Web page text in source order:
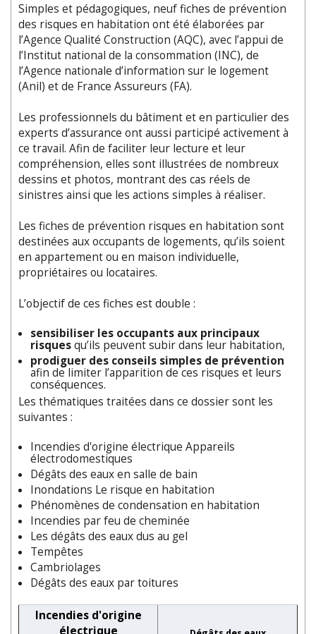
Simples et pédagogiques, neuf fiches de prévention
des risques en habitation ont été élaborées par
l’Agence Qualité Construction (AQC), avec l’appui de
l’Institut national de la consommation (INC), de
l’Agence nationale d’information sur le logement
(Anil) et de France Assureurs (FA).
Les professionnels du bâtiment et en particulier des
experts d’assurance ont aussi participé activement à
ce travail. Afin de faciliter leur lecture et leur
compréhension, elles sont illustrées de nombreux
dessins et photos, montrant des cas réels de
sinistres ainsi que les actions simples à réaliser.
Les fiches de prévention risques en habitation sont
destinées aux occupants de logements, qu’ils soient
en appartement ou en maison individuelle,
propriétaires ou locataires.
L’objectif de ces fiches est double :
sensibiliser les occupants aux principaux
risquesqu’ils peuvent subir dans leur habitation,
prodiguer des conseils simples de prévention
afin de limiter l’apparition de ces risques et leurs
conséquences.
Les thématiques traitées dans ce dossier sont les
suivantes :
Incendies d'origine électrique Appareils
électrodomestiques
Dégâts des eaux en salle de bain
Inondations Le risque en habitation
Phénomènes de condensation en habitation
Incendies par feu de cheminée
Les dégâts des eaux dus au gel
Tempêtes
Cambriolages
Dégâts des eaux par toitures
Incendies d'origine
électrique